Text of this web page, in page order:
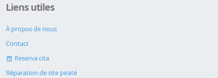
Liens utiles
À propos de nous
Contact
Reserva cita
Réparation de site piraté